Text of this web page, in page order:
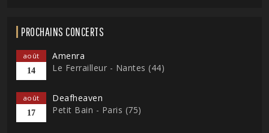
PROCHAINS CONCERTS
août
14
Amenra
Le Ferrailleur - Nantes (44)
août
17
Deafheaven
Petit Bain - Paris (75)